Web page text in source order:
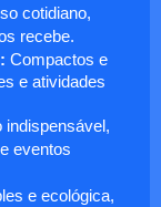
cotidiano,
recebe.
: Compactos e
e atividades
indispensável,
eventos
e ecológica,